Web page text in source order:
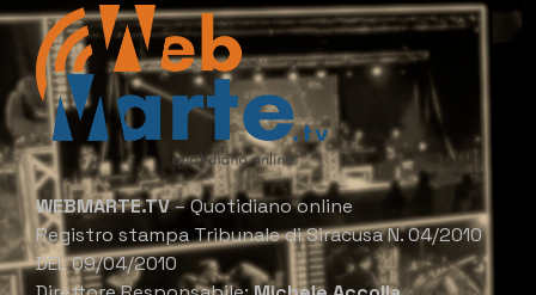
WEBMARTE.TV– Quotidiano online
Registro stampa Tribunale di Siracusa N. 04/2010
DEL 09/04/2010